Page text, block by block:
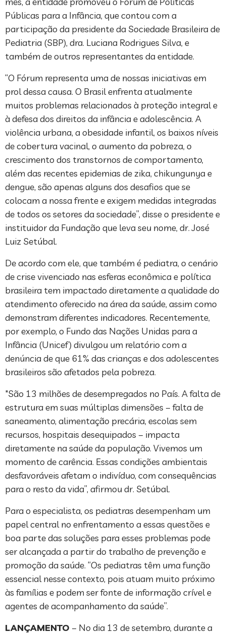
Públicas para a Infância, que contou com a
participação da presidente da Sociedade Brasileira de
Pediatria (SBP), dra. Luciana Rodrigues Silva, e
também de outros representantes da entidade.
“O Fórum representa uma de nossas iniciativas em
prol dessa causa. O Brasil enfrenta atualmente
muitos problemas relacionados à proteção integral e
à defesa dos direitos da infância e adolescência. A
violência urbana, a obesidade infantil, os baixos níveis
de cobertura vacinal, o aumento da pobreza, o
crescimento dos transtornos de comportamento,
além das recentes epidemias de zika, chikungunya e
dengue, são apenas alguns dos desafios que se
colocam a nossa frente e exigem medidas integradas
de todos os setores da sociedade”, disse o presidente e
instituidor da Fundação que leva seu nome, dr. José
Luiz Setúbal.
De acordo com ele, que também é pediatra, o cenário
de crise vivenciado nas esferas econômica e política
brasileira tem impactado diretamente a qualidade do
atendimento oferecido na área da saúde, assim como
demonstram diferentes indicadores. Recentemente,
por exemplo, o Fundo das Nações Unidas para a
Infância (Unicef) divulgou um relatório com a
denúncia de que 61% das crianças e dos adolescentes
brasileiros são afetados pela pobreza.
"São 13 milhões de desempregados no País. A falta de
estrutura em suas múltiplas dimensões – falta de
saneamento, alimentação precária, escolas sem
recursos, hospitais desequipados – impacta
diretamente na saúde da população. Vivemos um
momento de carência. Essas condições ambientais
desfavoráveis afetam o indivíduo, com consequências
para o resto da vida”, afirmou dr. Setúbal.
Para o especialista, os pediatras desempenham um
papel central no enfrentamento a essas questões e
boa parte das soluções para esses problemas pode
ser alcançada a partir do trabalho de prevenção e
promoção da saúde. “Os pediatras têm uma função
essencial nesse contexto, pois atuam muito próximo
às famílias e podem ser fonte de informação crível e
agentes de acompanhamento da saúde”.
LANÇAMENTO – No dia 13 de setembro, durante a